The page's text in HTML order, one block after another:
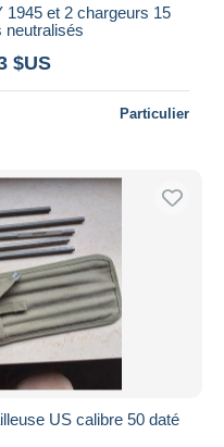
1945 et 2 chargeurs 15
neutralisés
$US
Particulier
US calibre 50 daté